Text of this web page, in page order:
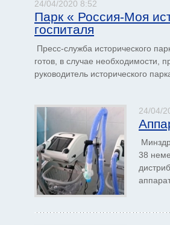
24/04/2020 8:52
Парк « Россия-Моя
госпиталя
Пресс-служба исторического
готов, в случае необходимости,
руководитель исторического
24/04/
38